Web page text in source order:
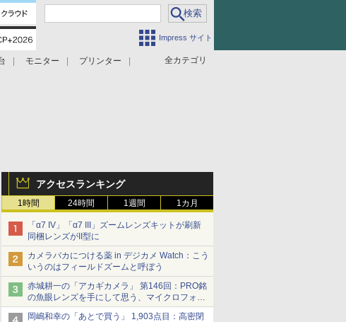
Impress サイト
全カテゴリ
モニター
プリンター
アクセスランキング
1時間 24時間 1週間 1カ月
「α7 IV」「α7 III」ズームレンズキットが刷新
同梱レンズがII型に
カメラバカにつける薬 in デジカメ Watch：こう
いうのはフィールドズームと呼ぼう
赤城耕一の「アカギカメラ」 第146回：PRO銘
の魚眼レンズを手にして思う、マイクロフォー
サーズへの期待と可能性
岡嶋和幸の「あとで買う」 1,903点目：高密閉